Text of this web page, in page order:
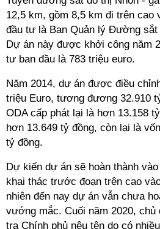
12,5 km, gồm 8,5 km đi trên cao
đầu tư là Ban Quản lý Đường sắt
Dự án này được khởi công năm
tư ban đầu là 783 triệu euro.
Năm 2014, dự án được điều
triệu Euro, tương đương 32.910
ODA cấp phát lại là hơn 13.158
hơn 13.649 tỷ đồng, còn lại là
tỷ đồng.
Dự kiến dự án sẽ hoàn thành
khai thác trước đoạn trên cao
nhiên đến nay dự án vẫn chưa
vướng mắc. Cuối năm 2020, chủ
tra Chính phủ nêu tên do có